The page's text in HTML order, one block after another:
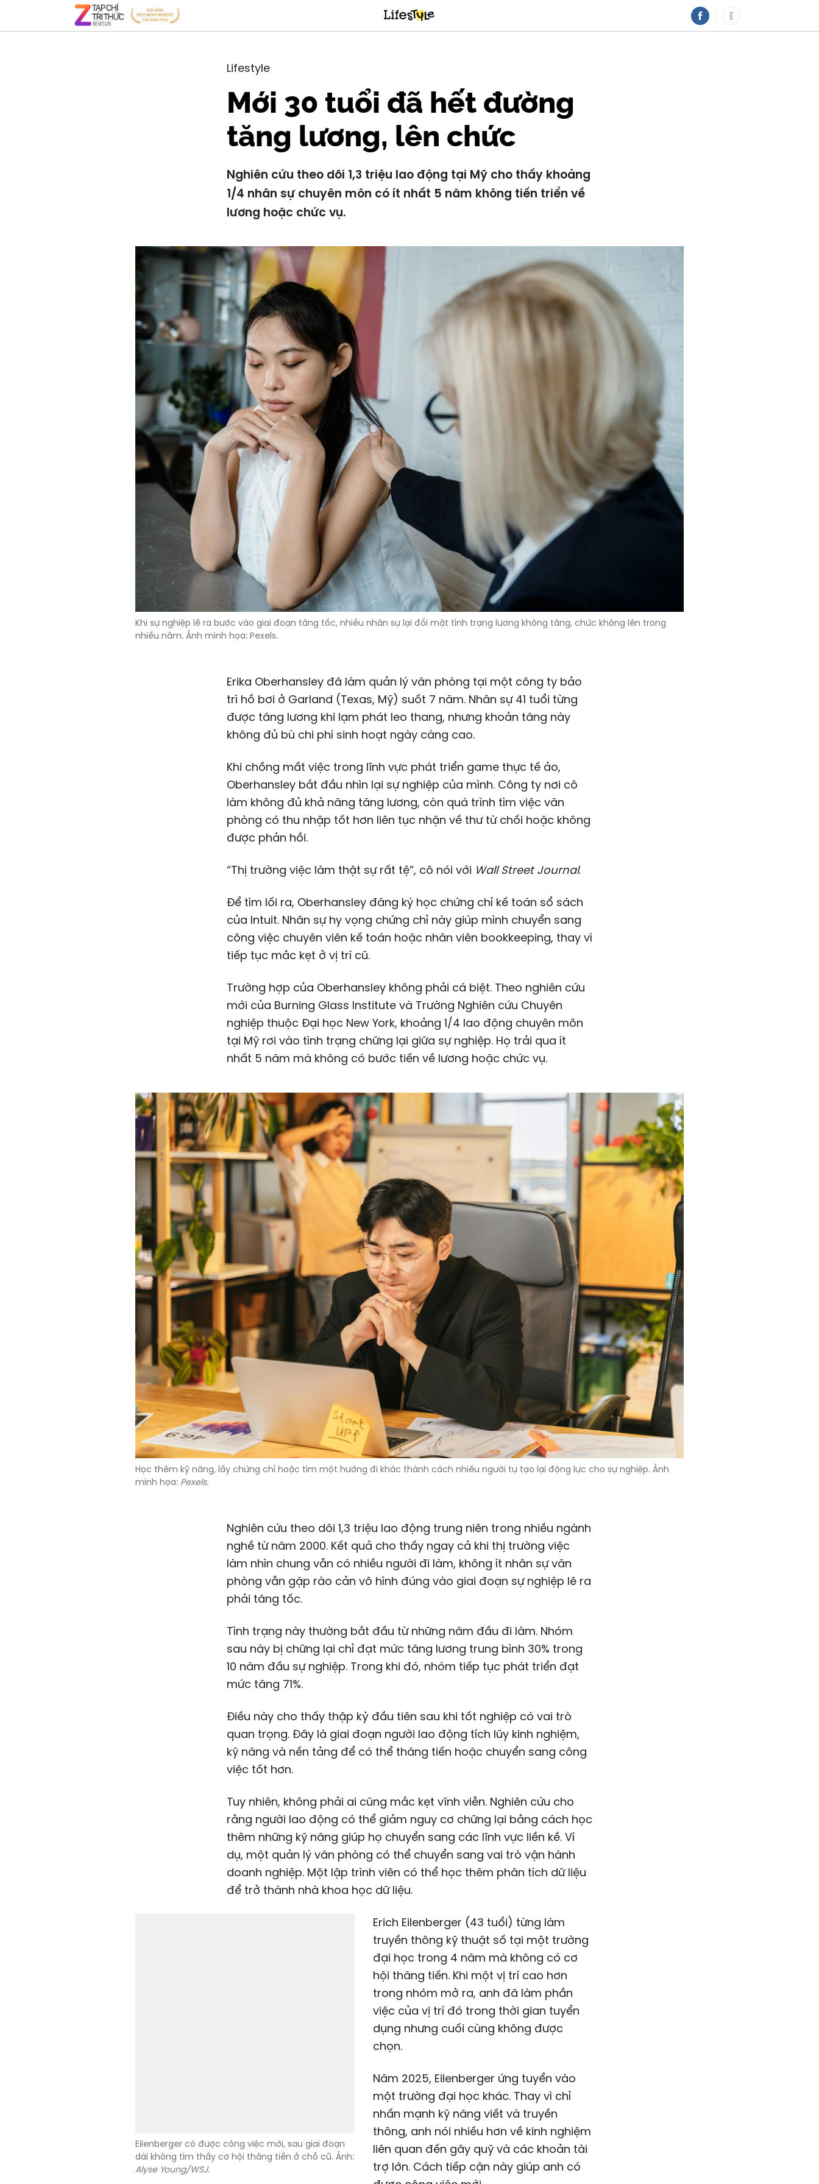
Lifestyle
Mới 30 tuổi đã hết đường
tăng lương, lên chức
Nghiên cứu theo dõi 1,3 triệu lao động tại Mỹ cho thấy khoảng
1/4 nhân sự chuyên môn có ít nhất 5 năm không tiến triển về
lương hoặc chức vụ.
Khi sự nghiệp lẽ ra bước vào giai đoạn tăng tốc, nhiều nhân sự lại đối mặt tình trạng lương không tăng, chức không lên trong
nhiều năm. Ảnh minh họa: Pexels.
Erika Oberhansley đã làm quản lý văn phòng tại một công ty bảo
trì hồ bơi ở Garland (Texas, Mỹ) suốt 7 năm. Nhân sự 41 tuổi từng
được tăng lương khi lạm phát leo thang, nhưng khoản tăng này
không đủ bù chi phí sinh hoạt ngày càng cao.
Khi chồng mất việc trong lĩnh vực phát triển game thực tế ảo,
Oberhansley bắt đầu nhìn lại sự nghiệp của mình. Công ty nơi cô
làm không đủ khả năng tăng lương, còn quá trình tìm việc văn
phòng có thu nhập tốt hơn liên tục nhận về thư từ chối hoặc không
được phản hồi.
“Thị trường việc làm thật sự rất tệ”, cô nói với Wall Street Journal.
Để tìm lối ra, Oberhansley đăng ký học chứng chỉ kế toán sổ sách
của Intuit. Nhân sự hy vọng chứng chỉ này giúp mình chuyển sang
công việc chuyên viên kế toán hoặc nhân viên bookkeeping, thay vì
tiếp tục mắc kẹt ở vị trí cũ.
Trường hợp của Oberhansley không phải cá biệt. Theo nghiên cứu
mới của Burning Glass Institute và Trường Nghiên cứu Chuyên
nghiệp thuộc Đại học New York, khoảng 1/4 lao động chuyên môn
tại Mỹ rơi vào tình trạng chững lại giữa sự nghiệp. Họ trải qua ít
nhất 5 năm mà không có bước tiến về lương hoặc chức vụ.
Học thêm kỹ năng, lấy chứng chỉ hoặc tìm một hướng đi khác thành cách nhiều người tự tạo lại động lực cho sự nghiệp. Ảnh
minh họa: Pexels.
Nghiên cứu theo dõi 1,3 triệu lao động trung niên trong nhiều ngành
nghề từ năm 2000. Kết quả cho thấy ngay cả khi thị trường việc
làm nhìn chung vẫn có nhiều người đi làm, không ít nhân sự văn
phòng vẫn gặp rào cản vô hình đúng vào giai đoạn sự nghiệp lẽ ra
phải tăng tốc.
Tình trạng này thường bắt đầu từ những năm đầu đi làm. Nhóm
sau này bị chững lại chỉ đạt mức tăng lương trung bình 30% trong
10 năm đầu sự nghiệp. Trong khi đó, nhóm tiếp tục phát triển đạt
mức tăng 71%.
Điều này cho thấy thập kỷ đầu tiên sau khi tốt nghiệp có vai trò
quan trọng. Đây là giai đoạn người lao động tích lũy kinh nghiệm,
kỹ năng và nền tảng để có thể thăng tiến hoặc chuyển sang công
việc tốt hơn.
Tuy nhiên, không phải ai cũng mắc kẹt vĩnh viễn. Nghiên cứu cho
rằng người lao động có thể giảm nguy cơ chững lại bằng cách học
thêm những kỹ năng giúp họ chuyển sang các lĩnh vực liền kề. Ví
dụ, một quản lý văn phòng có thể chuyển sang vai trò vận hành
doanh nghiệp. Một lập trình viên có thể học thêm phân tích dữ liệu
để trở thành nhà khoa học dữ liệu.
Erich Eilenberger (43 tuổi) từng làm
truyền thông kỹ thuật số tại một trường
đại học trong 4 năm mà không có cơ
hội thăng tiến. Khi một vị trí cao hơn
trong nhóm mở ra, anh đã làm phần
việc của vị trí đó trong thời gian tuyển
dụng nhưng cuối cùng không được
chọn.
Năm 2025, Eilenberger ứng tuyển vào
một trường đại học khác. Thay vì chỉ
nhấn mạnh kỹ năng viết và truyền
thông, anh nói nhiều hơn về kinh nghiệm
liên quan đến gây quỹ và các khoản tài
trợ lớn. Cách tiếp cận này giúp anh có